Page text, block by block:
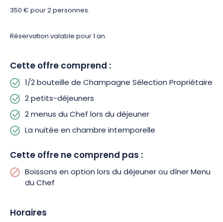
de choisir parmi les plats de saison proposés dans la carte.
350 € pour 2 personnes.
Réservation valable pour 1 an.
Cette offre comprend :
1/2 bouteille de Champagne Sélection Propriétaire
2 petits-déjeuners
2 menus du Chef lors du déjeuner
La nuitée en chambre intemporelle
Cette offre ne comprend pas :
Boissons en option lors du déjeuner ou dîner Menu
du Chef
Horaires